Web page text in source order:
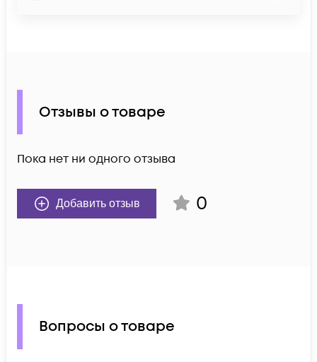
Отзывы о товаре
Пока нет ни одного отзыва
Добавить отзыв 0
Вопросы о товаре